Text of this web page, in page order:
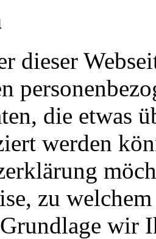
dieser
die etwas
werden
zu
wir